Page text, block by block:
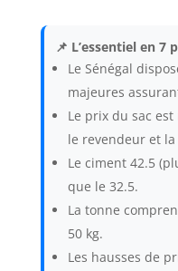
📌 L’essentiel en 7
Le Sénégal
majeures
Le prix du sac
le revendeur et
Le ciment 42.5
que le 32.5.
La tonne
50 kg.
Les hausses de